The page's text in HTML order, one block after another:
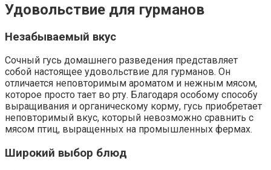
Удовольствие для гурманов
Незабываемый вкус
Сочный гусь домашнего разведения представляет
собой настоящее удовольствие для гурманов. Он
отличается неповторимым ароматом и нежным мясом,
которое просто тает во рту. Благодаря особому способу
выращивания и органическому корму, гусь приобретает
неповторимый вкус, который невозможно сравнить с
мясом птиц, выращенных на промышленных фермах.
Широкий выбор блюд